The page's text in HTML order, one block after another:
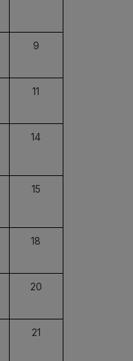
9
11
14
15
18
20
21